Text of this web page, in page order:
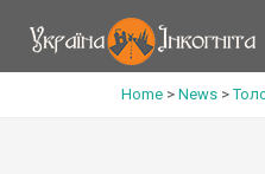
Home > News >